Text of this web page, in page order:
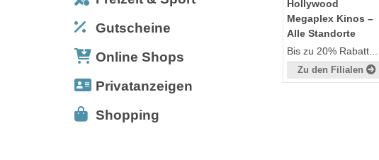
Gutscheine
Online Shops
Privatanzeigen
Shopping
Hollywood
Megaplex Kinos –
Alle Standorte
Bis zu 20% Rabatt...
Zu den Filialen